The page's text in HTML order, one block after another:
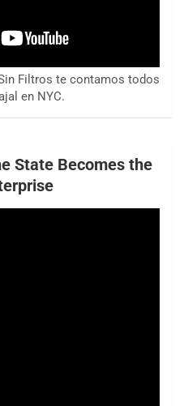
Filtros te contamos todos
en NYC.
State Becomes the